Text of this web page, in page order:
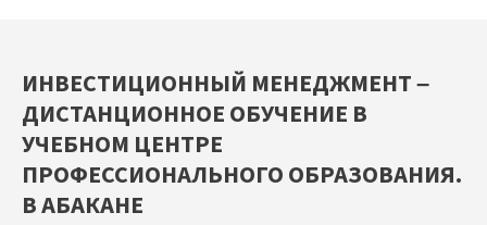
ИНВЕСТИЦИОННЫЙ МЕНЕДЖМЕНТ –
ДИСТАНЦИОННОЕ ОБУЧЕНИЕ В
УЧЕБНОМ ЦЕНТРЕ
ПРОФЕССИОНАЛЬНОГО ОБРАЗОВАНИЯ.
В АБАКАНЕ